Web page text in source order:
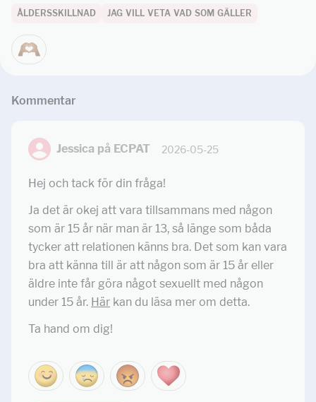
ÅLDERSSKILLNAD JAG VILL VETA VAD SOM GÄLLER
Kommentar
Jessica på ECPAT 2026-05-25
Hej och tack för din fråga!
Ja det är okej att vara tillsammans med någon
som är 15 år när man är 13, så länge som båda
tycker att relationen känns bra. Det som kan vara
bra att känna till är att någon som är 15 år eller
äldre inte får göra något sexuellt med någon
under 15 år. Här kan du läsa mer om detta.
Ta hand om dig!